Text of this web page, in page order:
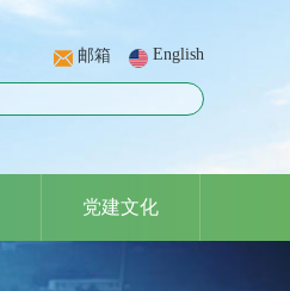
English
邮箱
党建文化